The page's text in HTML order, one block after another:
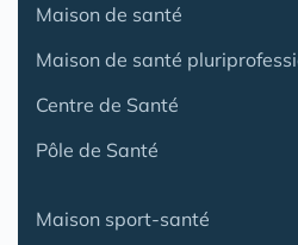
Maison de santé
Maison de santé
Centre de Santé
Pôle de Santé
Maison sport-santé